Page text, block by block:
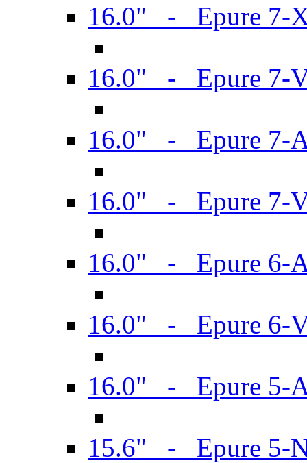
16.0" - Epure 7-
16.0" - Epure 7-
16.0" - Epure 7-
16.0" - Epure 7-
16.0" - Epure 6-
16.0" - Epure 6-
16.0" - Epure 5-
15.6" - Epure 5-